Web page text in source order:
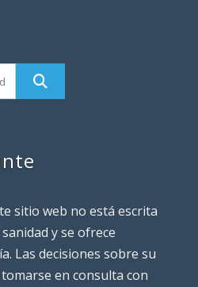
sitio web no está escrita
y se ofrece
Las decisiones sobre su
en consulta con